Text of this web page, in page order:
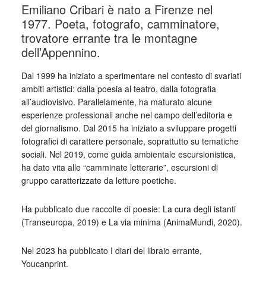
Emiliano Cribari è nato a Firenze nel
1977. Poeta, fotografo, camminatore,
trovatore errante tra le montagne
dell’Appennino.
Dal 1999 ha iniziato a sperimentare nel contesto di svariati
ambiti artistici: dalla poesia al teatro, dalla fotografia
all’audiovisivo. Parallelamente, ha maturato alcune
esperienze professionali anche nel campo dell’editoria e
del giornalismo. Dal 2015 ha iniziato a sviluppare progetti
fotografici di carattere personale, soprattutto su tematiche
sociali. Nel 2019, come guida ambientale escursionistica,
ha dato vita alle “camminate letterarie”, escursioni di
gruppo caratterizzate da letture poetiche.
Ha pubblicato due raccolte di poesie: La cura degli istanti
(Transeuropa, 2019) e La via minima (AnimaMundi, 2020).
Nel 2023 ha pubblicato I diari del libraio errante,
Youcanprint.